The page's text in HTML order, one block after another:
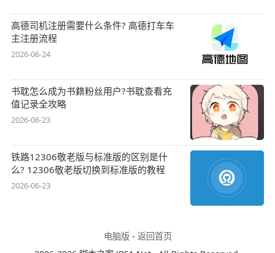
高德司机注册需要什么条件? 高德打车车
主注册流程
2026-06-24
书耽怎么成为书籍粉丝用户?书耽查看充
值记录全攻略
2026-06-23
铁路12306敬老版与标准版的区别是什
么? 12306敬老版切换到标准版的教程
2026-06-23
电脑版- 返回首页